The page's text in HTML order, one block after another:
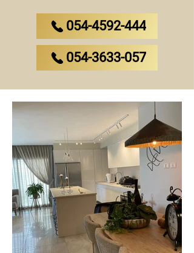
054-4592-444
054-3633-057